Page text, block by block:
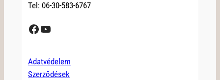
Tel: 06-30-583-6767
Facebook YouTube
Adatvédelem
Szerződések